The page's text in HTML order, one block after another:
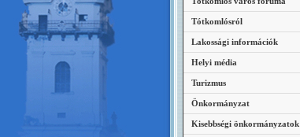
Tótkomlósról
Lakossági információk
Helyi média
Turizmus
Önkormányzat
Kisebbségi önkormányzatok